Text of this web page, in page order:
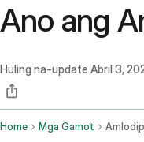
Ano ang
Huling na-update Abril 3,
Home Mga Gamot